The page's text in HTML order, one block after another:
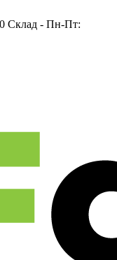
Склад - Пн-Пт: